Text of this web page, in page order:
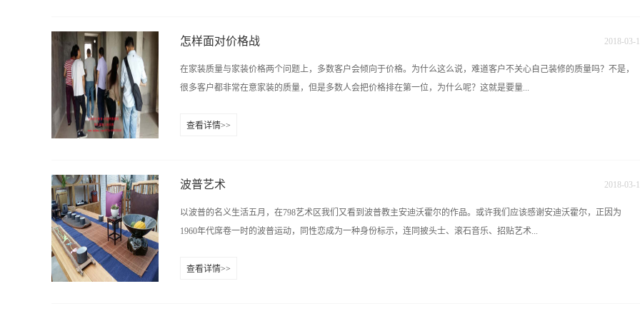
法,为以后的售后服务造成很多隐患!修平 19:06:23还有一种就是绝对优势，如何做到绝对优势呢？可以从三方面来建设，但
营销量来增加利润率；二是降低采购成本，当然这也很难做，现在家装公司由于签单小，所以不可能向材料商要到最低
价，到厂家去，厂家也不和你合作，除非你做到了很大的量，那就只能做管理成本了。目前，我们无法做到绝对优势，这
很困难的。修平 19:14:05那就只能做相对优势了。修平 19:14:39相对优势还有一个方法，就是采用不同的材料，因为材料
怎样面对价格战
在家装质量与家装价格两个问题上，多数客户会倾向于价格。为什么这么说，难道客户不关心自己装修的质量吗？不是，
很多客户都非常在意家装的质量，但是多数人会把价格排在第一位，为什么呢？这就是要量...
么对于客户的经济压力是比较大的。 所以，很多公司在培训员工尤其是培训设计师时说价格不是第一要素，绝对是错
材料质量、施工质量和环保质量，然后再考虑设计上的美观，各种材料的品牌和家居的品牌。我这个分析是基于广大工薪
阶层。 如果一个家装公司，在材料质量、施工质量、环保质量、设计方案上与其它公司看起来没有什么区别，那么客
而是会选择价中间的一家，这是客户追求性价比最合理的一个正常心理。 那么这样客户选择的价格和最低的报价之
2018-03-
查看详情>>
波普艺术
以波普的名义生活五月，在798艺术区我们又看到波普教主安迪沃霍尔的作品。或许我们应该感谢安迪沃霍尔，正因为
1960年代席卷一时的波普运动，同性恋成为一种身份标示，连同披头士、滚石音乐、招贴艺术...
2018-03-
查看详情>>